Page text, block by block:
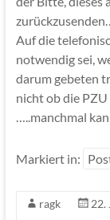
Auf die
notwendig sei,
darum gebeten
nicht ob die
…..manchmal
Markiert in:
ragk 22.